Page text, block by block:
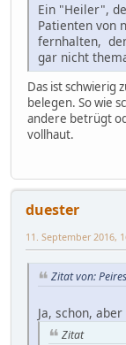
Ein "Heiler",
Patienten von
fernhalten,
gar nicht
Das ist schwierig
belegen. So wie
andere betrügt
vollhaut.
duester
11. September 2016,
Zitat von:
Ja, schon, aber
Zitat